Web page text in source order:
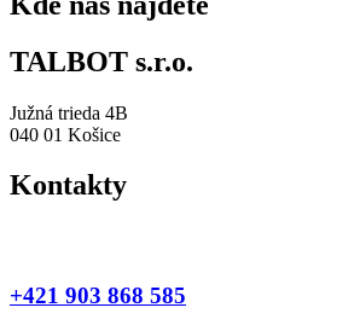
TALBOT s.r.o.
Južná trieda 4B
040 01 Košice
Kontakty
+421 903 868 585